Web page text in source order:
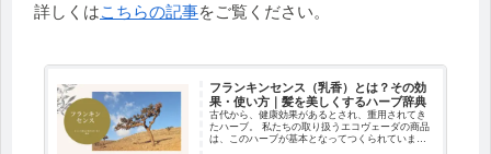
詳しくはこちらの記事をご覧ください。
フランキンセンス（乳香）とは？その効
果・使い方｜髪を美しくするハーブ辞典
古代から、健康効果があるとされ、重用されてき
たハーブ。 私たちの取り扱うエコヴェーダの商品
は、このハーブが基本となってつくられていま